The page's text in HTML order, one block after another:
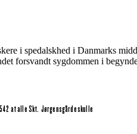
i spedalskhed i Danmarks
forsvandt sygdommen i
at alle Skt. Jørgensgårde skulle